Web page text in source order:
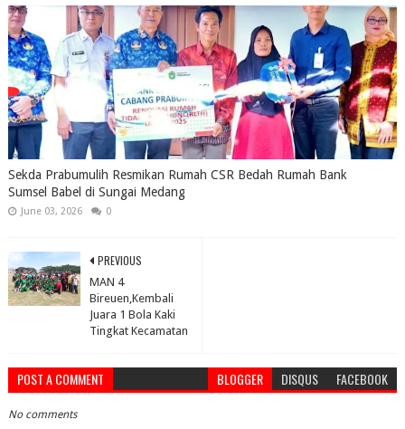
Sekda Prabumulih Resmikan Rumah CSR Bedah Rumah Bank
Sumsel Babel di Sungai Medang
June 03, 2026 0
PREVIOUS
MAN 4
Bireuen,Kembali
Juara 1 Bola Kaki
Tingkat Kecamatan
POST A COMMENT BLOGGER DISQUS FACEBOOK
No comments